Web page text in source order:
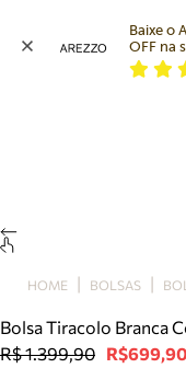
Bolsa
Tamanco
Tênis
Baixe o
OFF na
HOME BOLSAS
Bolsa Tiracolo Branca
R$ 1.399,90 R$699,90